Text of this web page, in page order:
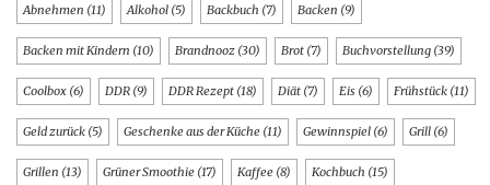
Abnehmen (11) Alkohol (5) Backbuch (7) Backen (9)
Backen mit Kindern (10) Brandnooz (30) Brot (7) Buchvorstellung (39)
Coolbox (6) DDR (9) DDR Rezept (18) Diät (7) Eis (6) Frühstück (11)
Geld zurück (5) Geschenke aus der Küche (11) Gewinnspiel (6) Grill (6)
Grillen (13) Grüner Smoothie (17) Kaffee (8) Kochbuch (15)